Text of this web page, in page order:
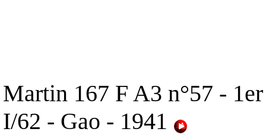
Martin 167 F A3 n°57 -
I/62 - Gao - 1941